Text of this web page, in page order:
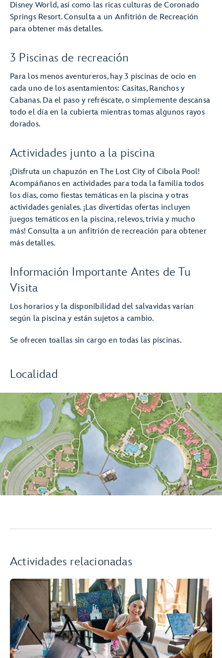
Disney World, así como las ricas culturas de Coronado
Springs Resort. Consulta a un Anfitrión de Recreación
para obtener más detalles.
3 Piscinas de recreación
Para los menos aventureros, hay 3 piscinas de ocio en
cada uno de los asentamientos: Casitas, Ranchos y
Cabanas. Da el paso y refréscate, o simplemente descansa
todo el día en la cubierta mientras tomas algunos rayos
dorados.
Actividades junto a la piscina
¡Disfruta un chapuzón en The Lost City of Cibola Pool!
Acompáñanos en actividades para toda la familia todos
los días, como fiestas temáticas en la piscina y otras
actividades geniales. ¡Las divertidas ofertas incluyen
juegos temáticos en la piscina, relevos, trivia y mucho
más! Consulta a un anfitrión de recreación para obtener
más detalles.
Información Importante Antes de Tu
Visita
Los horarios y la disponibilidad del salvavidas varían
según la piscina y están sujetos a cambio.
Se ofrecen toallas sin cargo en todas las piscinas.
Localidad
Actividades relacionadas